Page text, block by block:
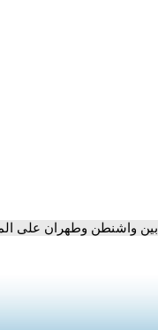
بين واشنطن وطهران على